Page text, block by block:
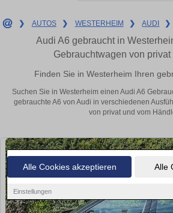
Alle Cookies akzeptieren Alle
Einstellungen
❯ AUTOS ❯ WESTERHEIM ❯ AUDI ❯
Audi A6 gebraucht in
Gebrauchtwagen von
Finden Sie in Westerheim Ihren
Suchen Sie in Westerheim einen Audi A6
gebrauchte A6 von Audi in verschiedenen
von privat und vom